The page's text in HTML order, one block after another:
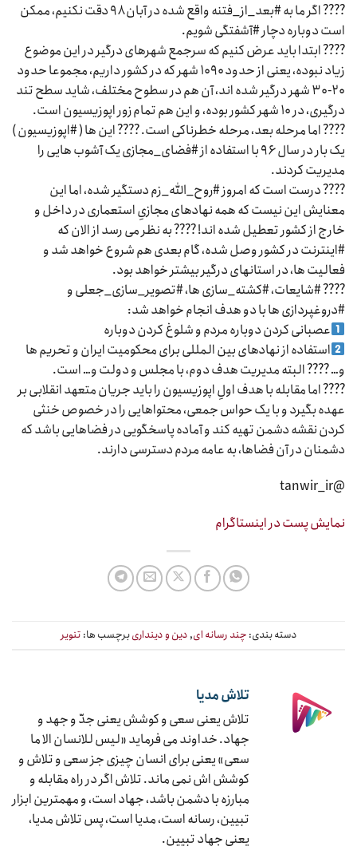
???? اگر ما به #بعد_از_فتنه واقع شده در آبان ۹۸ دقت نکنیم، ممکن
است دوباره دچار #آشفتگی شویم.
???? ابتدا باید عرض کنیم که سرجمع شهرهای درگیر در این موضوع
زیاد نبوده، یعنی از حدود ۱۰۹۰ شهر که در کشور داریم، مجموعا حدود
۲۰-۳۰ شهر درگیر شده اند، آن هم در سطوح مختلف، شاید سطح تند
درگیری، در ۱۰ شهر کشور بوده، و این هم تمام زور اپوزیسیون است.
???? اما مرحله بعد، مرحله خطرناکی است. ???? این ها ( #اپوزیسیون )
یک بار در سال ۹۶ با استفاده از #فضای_مجازی یک آشوب هایی را
مدیریت کردند.
???? درست است که امروز #روح_الله_زم دستگیر شده، اما این
معنایش این نیست که همه نهادهای مجازیِ استعماری در داخل و
خارج از کشور تعطیل شده اند! ???? به نظر می رسد از الان که
#اینترنت در کشور وصل شده، گام بعدی هم شروع خواهد شد و
فعالیت ها، در استانهای درگیر بیشتر خواهد بود.
???? #شایعات، #کشته_سازی ها، #تصویر_سازی_جعلی و
#دروغپردازی ها با دو هدف انجام خواهد شد:
عصبانی کردن دوباره مردم و شلوغ کردن دوباره
استفاده از نهادهای بین المللی برای محکومیت ایران و تحریم ها
و… ???? البته مدیریت هدف دوم، با مجلس و دولت و… است.
???? اما مقابله با هدف اولِ اپوزیسیون را باید جریان متعهد انقلابی بر
عهده بگیرد و با یک حواس جمعی، محتواهایی را در خصوص خنثی
کردن نقشه دشمن تهیه کند و آماده پاسخگویی در فضاهایی باشد که
دشمنان در آن فضاها، به عامه مردم دسترسی دارند.
@tanwir_ir
نمایش پست در اینستاگرام
دسته بندی: چند رسانه ای,دین و دینداریبرچسب ها: تنویر
تلاش مدیا
تلاش یعنی سعی و کوشش یعنی جدّ و جهد و
جهاد. خداوند می فرماید «لیس للانسان الا ما
سعی» یعنی برای انسان چیزی جز سعی و تلاش و
کوشش اش نمی ماند. تلاش اگر در راه مقابله و
مبارزه با دشمن باشد، جهاد است، و مهمترین ابزار
تبیین، رسانه است، مدیا است، پس تلاش مدیا،
یعنی جهاد تبیین.